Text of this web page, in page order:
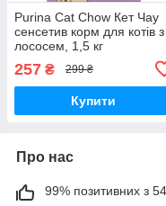
Purina Cat Chow Кет Чау
сенсетив корм для котів з
лососем, 1,5 кг
257 ₴ 299 ₴
Купити
Про нас
99% позитивних з